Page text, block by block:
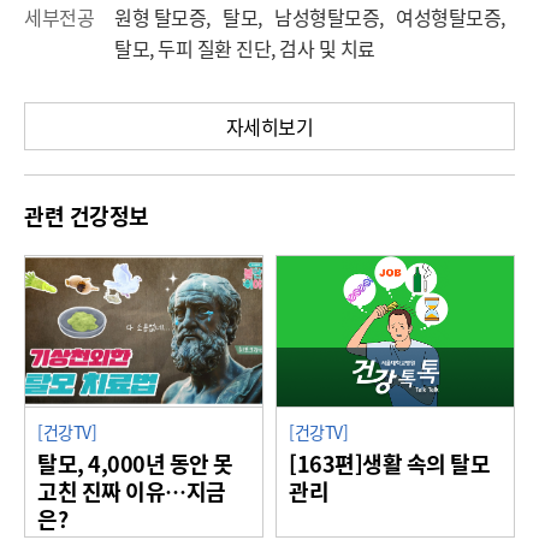
세부전공
원형 탈모증, 탈모, 남성형탈모증, 여성형탈모증,
탈모, 두피 질환 진단, 검사 및 치료
자세히보기
관련 건강정보
[건강TV]
탈모, 4,000년 동안 못
고친 진짜 이유…지금
은?
[건강TV]
[163편]생활 속의 탈모
관리